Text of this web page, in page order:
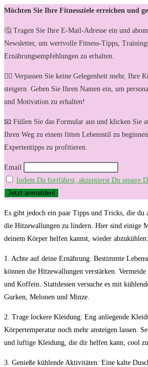
Möchten Sie Ihre Fitnessziele erreichen und
🤔 Tragen Sie Ihre E-Mail-Adresse ein und
Newsletter, um wertvolle Fitness-Tipps,
Ernährungsempfehlungen zu erhalten.
🏋️‍♀️ Verpassen Sie keine Gelegenheit mehr, Ihre
steigern. Geben Sie Ihren Namen ein, um
und Motivation zu erhalten!
📧 Füllen Sie das Formular aus und klicken Sie
Ihren Weg zu einem fitten Lebensstil zu
Expertentipps zu profitieren.
Email
Indem Du fortfährst, akzeptierst Du unsere
Es gibt jedoch ⁤ein paar Tipps und Tricks, die du
die‍ Hitzewallungen zu lindern.‍ Hier sind‌ einige
deinem Körper helfen kannst, wieder ‌abzukühlen:
1. Achte auf deine Ernährung: Bestimmte
können ⁣die Hitzewallungen verstärken. Vermeide
und Koffein. Stattdessen versuche es⁤ mit⁣
Gurken, Melonen⁢ und Minze.
2. Trage lockere Kleidung: Eng ⁣anliegende
Körpertemperatur noch ⁣mehr‌ ansteigen ‍lassen.
und luftige Kleidung, die ⁤dir​ helfen kann, cool zu‍
3. Genieße kühlende Aktivitäten: Eine kalte